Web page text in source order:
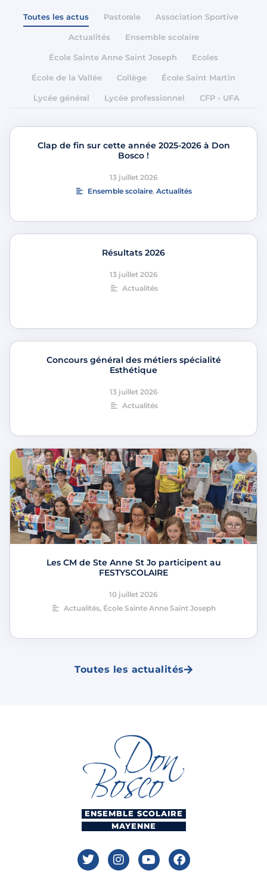
Toutes les actus Pastorale Association Sportive
Actualités Ensemble scolaire
École Sainte Anne Saint Joseph Ecoles
École de la Vallée Collège École Saint Martin
Lycée général Lycée professionnel CFP - UFA
Clap de fin sur cette année 2025-2026 à Don
Bosco !
13 juillet 2026
Ensemble scolaire, Actualités
Résultats 2026
13 juillet 2026
Actualités
Concours général des métiers spécialité
Esthétique
13 juillet 2026
Actualités
Les CM de Ste Anne St Jo participent au
FESTYSCOLAIRE
10 juillet 2026
Actualités, École Sainte Anne Saint Joseph
Toutes les actualités
ENSEMBLE SCOLAIRE
MAYENNE